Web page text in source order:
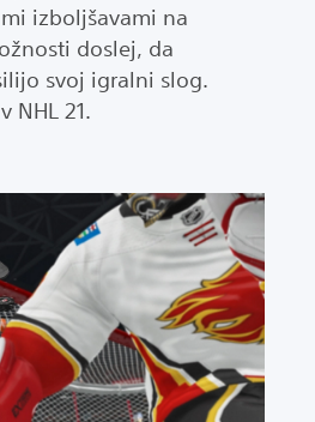
izboljšavami na
doslej, da
svoj igralni slog.
NHL 21.